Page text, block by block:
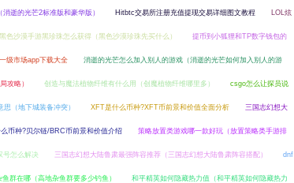
逝的光芒2标准版和豪华版） Hitbtc交易所注册充值提现交易详细图文教程 LOL炫
黑色沙漠手游黑珍珠怎么获得（黑色沙漠珍珠先买什么） 提币到小狐狸和TP数字钱包的
级市场app下载大全 消逝的光芒怎么加入别人的游戏（消逝的光芒如何加入别人的游
攻略） 创造与魔法植物纤维有什么用（创魔植物纤维哪里多） csgo怎么让探员说
（地下城装备冲突） XFT是什么币种?XFT币前景和价值全面分析 三国志幻想大
币种?贝尔链/BRC币前景和价值介绍 策略放置类游戏哪一款好玩（放置策略类手游排
号怎么解决 三国志幻想大陆鲁肃最强阵容推荐（三国志幻想大陆鲁肃阵容搭配） dnf
群在哪（高地杂鱼群要多少钓鱼） 和平精英如何隐藏热力值（和平精英如何隐藏热力